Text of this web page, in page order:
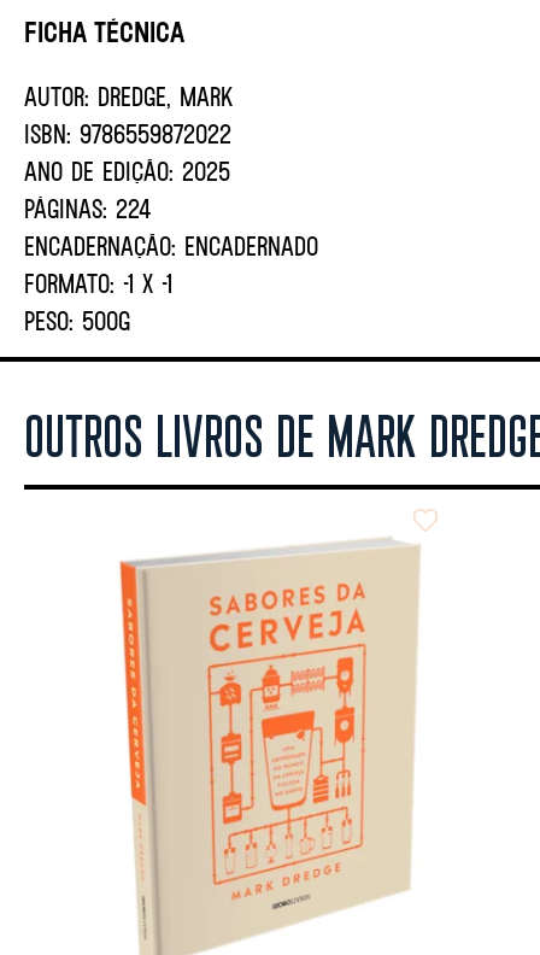
Ficha Técnica
AUTOR: Dredge, Mark
ISBN: 9786559872022
ANO DE EDIÇÃO: 2025
PÁGINAS: 224
ENCADERNAÇÃO: ENCADERNADO
FORMATO: -1 X -1
PESO: 500G
OUTROS LIVROS DE MARK